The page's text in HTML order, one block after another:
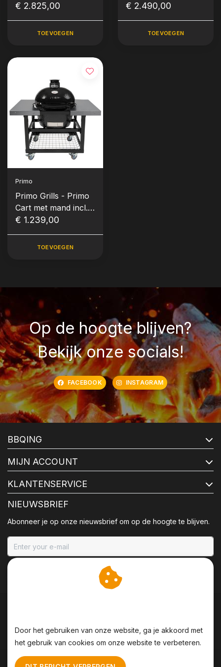
(inclusief onderstel
€ 2.825,00
TOEVOEGEN
€ 2.490,00
TOEVOEGEN
Primo
Primo Grills - Primo
Cart met mand incl.
RVS zijtafels Oval LG
€ 1.239,00
TOEVOEGEN
Op de hoogte blijven?
Bekijk onze socials!
FACEBOOK INSTAGRAM
BBQING
MIJN ACCOUNT
KLANTENSERVICE
NIEUWSBRIEF
Abonneer je op onze nieuwsbrief om op de hoogte te blijven.
Algemene voorwaarden | Disclaimer
Door het gebruiken van onze website, ga je akkoord met
het gebruik van cookies om onze website te verbeteren.